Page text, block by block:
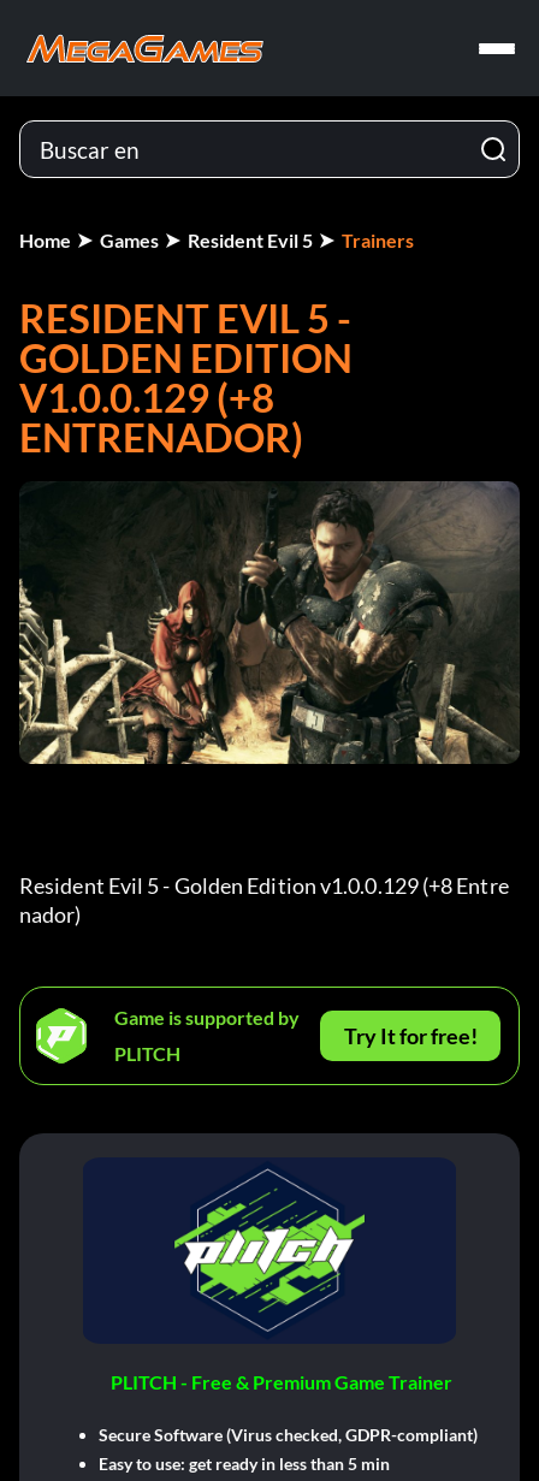
Home Games Resident Evil 5 Trainers
RESIDENT EVIL 5 -
GOLDEN EDITION
V1.0.0.129 (+8
ENTRENADOR)
Resident Evil 5 - Golden Edition v1.0.0.129 (+8 Entre
nador)
Game is supported by
PLITCH
Try It for free!
PLITCH - Free & Premium Game Trainer
Secure Software (Virus checked, GDPR-compliant)
Easy to use: get ready in less than 5 min